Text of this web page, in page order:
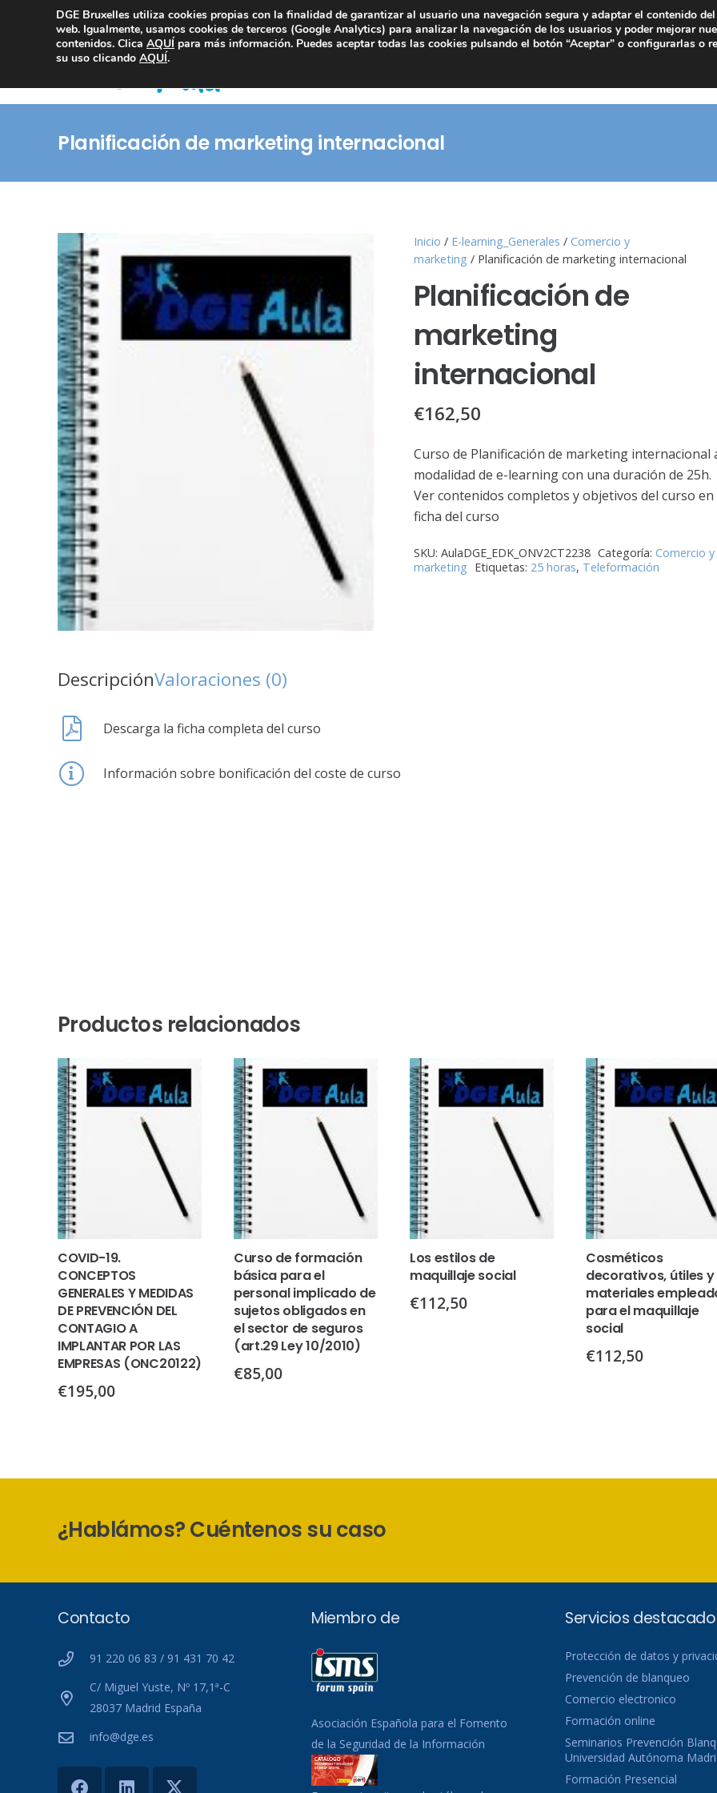
Consultoría Compliance
Planificación de marketing internacional
Inicio / E-learning_Generales / Comercio y
marketing / Planificación de marketing internacional
Planificación de
marketing
internacional
€162,50
Curso de Planificación de marketing internacional
modalidad de e-learning con una duración de 25h.
Ver contenidos completos y objetivos del curso en
ficha del curso
SKU:AulaDGE_EDK_ONV2CT2238 Categoría: Comercio y
marketing Etiquetas: 25 horas, Teleformación
DescripciónValoraciones (0)
Descarga la ficha completa del curso
Información sobre bonificación del coste de curso
Productos relacionados
COVID-19.
CONCEPTOS
GENERALES Y MEDIDAS
DE PREVENCIÓN DEL
CONTAGIO A
IMPLANTAR POR LAS
EMPRESAS (ONC20122)
€195,00
Curso de formación
básica para el
personal implicado de
sujetos obligados en
el sector de seguros
(art.29 Ley 10/2010)
€85,00
Los estilos de
maquillaje social
€112,50
Cosméticos
decorativos, útiles y
materiales
para el maquillaje
social
€112,50
¿Hablámos? Cuéntenos su caso
Contacto
91 220 06 83 / 91 431 70 42
C/ Miguel Yuste, Nº 17,1ª-C
28037 Madrid España
info@dge.es
Miembro de
Asociación Española para el Fomento
de la Seguridad de la Información
Servicios
Protección de datos y
Prevención de blanqueo
Comercio electronico
Formación online
Seminarios Prevención
Universidad Autónoma
Formación Presencial
DGE Bruxelles utiliza cookies propias con la finalidad de garantizar al usuario una navegación segura y adaptar el contenido
web. Igualmente, usamos cookies de terceros (Google Analytics) para analizar la navegación de los usuarios y poder mejorar
contenidos. Clica AQUÍ para más información. Puedes aceptar todas las cookies pulsando el botón “Aceptar” o configurarlas o
su uso clicando AQUÍ.